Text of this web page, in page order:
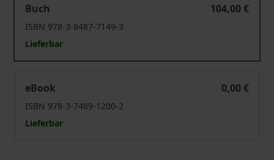
Buch
104,00 €
ISBN 978-3-8487-7149-3
Lieferbar
eBook
0,00 €
ISBN 978-3-7489-1200-2
Lieferbar